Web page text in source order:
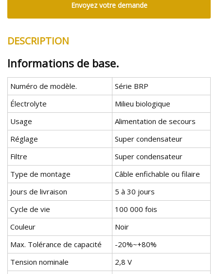
Envoyez votre demande
DESCRIPTION
Informations de base.
Numéro de modèle.
Série BRP
Électrolyte
Milieu biologique
Usage
Alimentation de secours
Réglage
Super condensateur
Filtre
Super condensateur
Type de montage
Câble enfichable ou filaire
Jours de livraison
5 à 30 jours
Cycle de vie
100 000 fois
Couleur
Noir
Max. Tolérance de capacité
-20%~+80%
Tension nominale
2,8 V